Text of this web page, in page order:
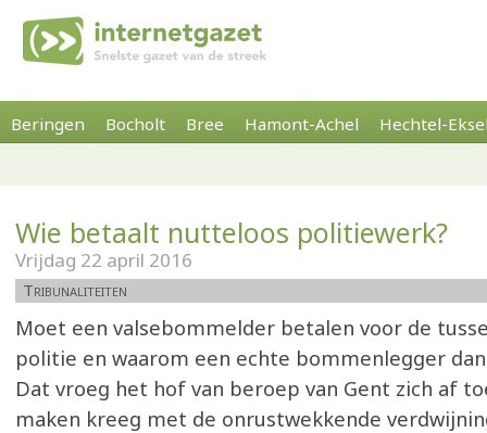
Beringen Bocholt Bree Hamont-Achel Hechtel-
Wie betaalt nutteloos politiewerk?
Vrijdag 22 april 2016
Tribunaliteiten
Moet een valsebommelder betalen voor de
politie en waarom een echte bommenlegger
Dat vroeg het hof van beroep van Gent zich af
maken kreeg met de onrustwekkende